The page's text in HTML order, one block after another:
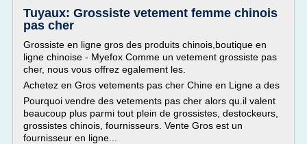
Tuyaux: Grossiste vetement femme chinois
pas cher
Grossiste en ligne gros des produits chinois,boutique en
ligne chinoise - Myefox Comme un vetement grossiste pas
cher, nous vous offrez egalement les.
Achetez en Gros vetements pas cher Chine en Ligne a des
Pourquoi vendre des vetements pas cher alors qu.il valent
beaucoup plus parmi tout plein de grossistes, destockeurs,
grossistes chinois, fournisseurs. Vente Gros est un
fournisseur en ligne...